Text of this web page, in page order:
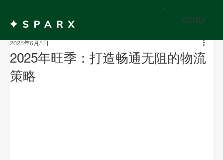
MENU
2025年旺季：打造畅通无阻的物流
策略
2025年6月5日